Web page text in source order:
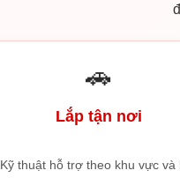
🚗
Lắp tận nơi
Kỹ thuật hỗ trợ theo khu vực và